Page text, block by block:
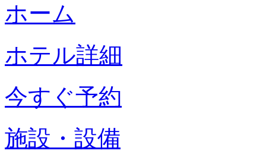
ホーム
ホテル詳細
今すぐ予約
施設・設備